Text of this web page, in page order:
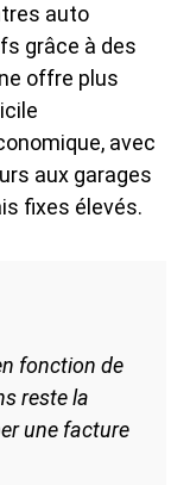
auto
grâce à des
offre plus
avec
aux garages
fixes élevés.
fonction de
reste la
une facture